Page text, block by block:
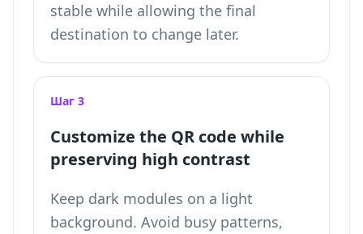
stable while allowing the final
destination to change later.
Шаг 3
Customize the QR code while
preserving high contrast
Keep dark modules on a light
background. Avoid busy patterns,